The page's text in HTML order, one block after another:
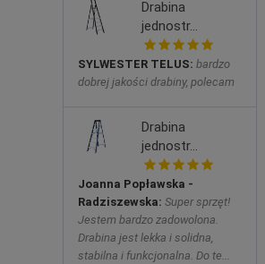
Drabina
jednostr...
SYLWESTER TELUS: bardzo
dobrej jakości drabiny, polecam
Drabina
jednostr...
Joanna Popławska -
Radziszewska: Super sprzęt!
Jestem bardzo zadowolona.
Drabina jest lekka i solidna,
stabilna i funkcjonalna. Do te...